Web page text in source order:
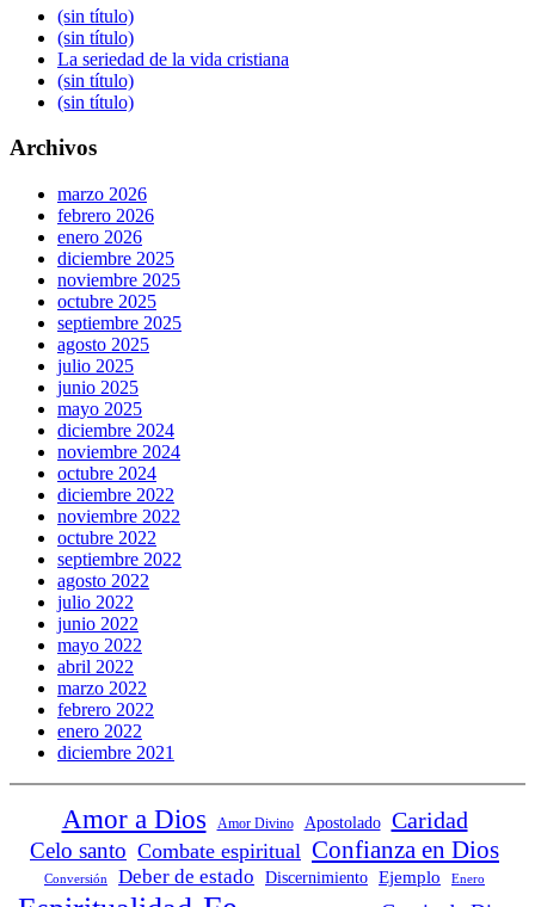
(sin título)
(sin título)
La seriedad de la vida cristiana
(sin título)
(sin título)
Archivos
marzo 2026
febrero 2026
enero 2026
diciembre 2025
noviembre 2025
octubre 2025
septiembre 2025
agosto 2025
julio 2025
junio 2025
mayo 2025
diciembre 2024
noviembre 2024
octubre 2024
diciembre 2022
noviembre 2022
octubre 2022
septiembre 2022
agosto 2022
julio 2022
junio 2022
mayo 2022
abril 2022
marzo 2022
febrero 2022
enero 2022
diciembre 2021
Amor a Dios Amor Divino Apostolado Caridad
Celo santo Combate espiritual Confianza en Dios
Conversión Deber de estado Discernimiento Ejemplo Enero